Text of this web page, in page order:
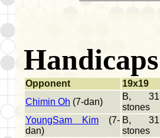
Handicaps
Opponent 19x19
Chimin Oh (7-dan)
B, 31
stones
YoungSam Kim (7-
dan)
B, 31
stones